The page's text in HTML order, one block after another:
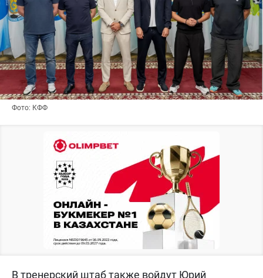
Фото: КФФ
В тренерский штаб также войдут Юрий